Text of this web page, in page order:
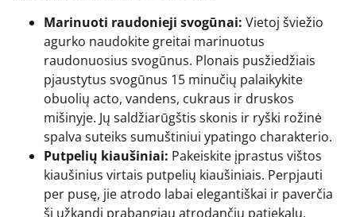
Marinuoti raudonieji svogūnai: Vietoj šviežio
agurko naudokite greitai marinuotus
raudonuosius svogūnus. Plonais pusžiedžiais
pjaustytus svogūnus 15 minučių palaikykite
obuolių acto, vandens, cukraus ir druskos
mišinyje. Jų saldžiarūgštis skonis ir ryški rožinė
spalva suteiks sumuštiniui ypatingo charakterio.
Putpelių kiaušiniai: Pakeiskite įprastus vištos
kiaušinius virtais putpelių kiaušiniais. Perpjauti
per pusę, jie atrodo labai elegantiškai ir paverčia
šį užkandį prabangiau atrodančiu patiekalu,